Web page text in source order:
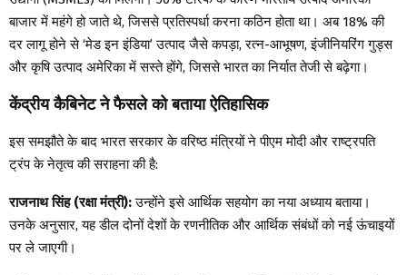
बाजार में महंगे हो जाते थे, जिससे प्रतिस्पर्धा करना कठिन होता था। अब 18% की
दर लागू होने से ‘मेड इन इंडिया’ उत्पाद जैसे कपड़ा, रत्न-आभूषण, इंजीनियरिंग गुड्स
और कृषि उत्पाद अमेरिका में सस्ते होंगे, जिससे भारत का निर्यात तेजी से बढ़ेगा।
केंद्रीय कैबिनेट ने फैसले को बताया ऐतिहासिक
इस समझौते के बाद भारत सरकार के वरिष्ठ मंत्रियों ने पीएम मोदी और राष्ट्रपति
ट्रंप के नेतृत्व की सराहना की है:
राजनाथ सिंह (रक्षा मंत्री):उन्होंने इसे आर्थिक सहयोग का नया अध्याय बताया।
उनके अनुसार, यह डील दोनों देशों के रणनीतिक और आर्थिक संबंधों को नई ऊंचाइयों
पर ले जाएगी।